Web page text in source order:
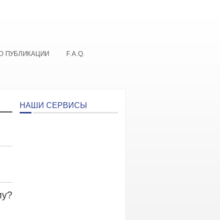
ПУБЛИКАЦИИ F.A.Q.
НАШИ СЕРВИСЫ